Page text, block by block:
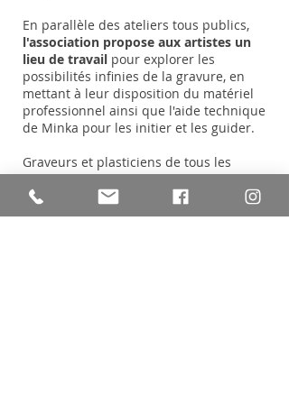
En parallèle des ateliers tous publics,
l'association propose aux artistes un
lieu de travail pour explorer les
possibilités infinies de la gravure, en
mettant à leur disposition du matériel
professionnel ainsi que l'aide technique
de Minka pour les initier et les guider.
Graveurs et plasticiens de tous les
horizons sont invités à s'initier et se
perfectionner en gravure. Nous abordons
les techniques traditionnellescomme la